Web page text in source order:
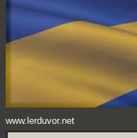
www.lerduvor.net